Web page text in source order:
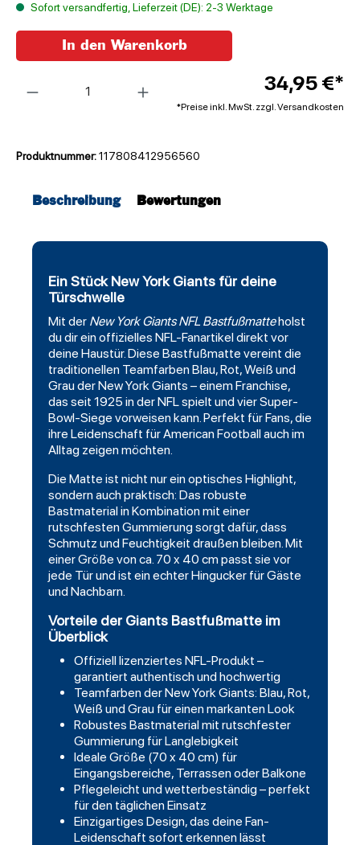
Sofort versandfertig, Lieferzeit (DE): 2-3 Werktage
34,95 €*
*Preise inkl. MwSt. zzgl. Versandkosten
In den Warenkorb
Produktnummer:117808412956560
Beschreibung Bewertungen
Ein Stück New York Giants für deine
Türschwelle
Mit der New York GiantsNFL Bastfußmatteholst
du dir ein offizielles NFL-Fanartikel direkt vor
deine Haustür. Diese Bastfußmatte vereint die
traditionellen Teamfarben Blau, Rot, Weiß und
Grau der New York Giants – einem Franchise,
das seit 1925 in der NFL spielt und vier Super-
Bowl-Siege vorweisen kann. Perfekt für Fans, die
ihre Leidenschaft für AmericanFootballauch im
Alltag zeigen möchten.
Die Matte ist nicht nur ein optisches Highlight,
sondern auch praktisch: Das robuste
Bastmaterial in Kombination mit einer
rutschfesten Gummierung sorgt dafür, dass
Schmutz und Feuchtigkeit draußen bleiben. Mit
einer Größe von ca. 70 x 40 cm passt sie vor
jede Tür und ist ein echter Hingucker für Gäste
und Nachbarn.
Vorteile der Giants Bastfußmatte im
Überblick
Offiziell lizenziertes NFL-Produkt –
garantiert authentisch und hochwertig
Teamfarben der New York Giants: Blau, Rot,
Weiß und Grau für einen markanten Look
Robustes Bastmaterial mit rutschfester
Gummierung für Langlebigkeit
Ideale Größe (70 x 40 cm) für
Eingangsbereiche, Terrassen oder Balkone
Pflegeleicht und wetterbeständig – perfekt
für den täglichen Einsatz
Einzigartiges Design, das deine Fan-
Leidenschaft sofort erkennen lässt